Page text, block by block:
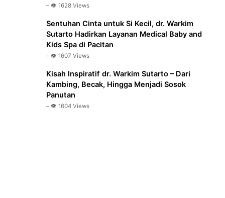
– 👁️ 1628 Views
Sentuhan Cinta untuk Si Kecil, dr. Warkim
Sutarto Hadirkan Layanan Medical Baby and
Kids Spa di Pacitan
– 👁️ 1607 Views
Kisah Inspiratif dr. Warkim Sutarto – Dari
Kambing, Becak, Hingga Menjadi Sosok
Panutan
– 👁️ 1604 Views